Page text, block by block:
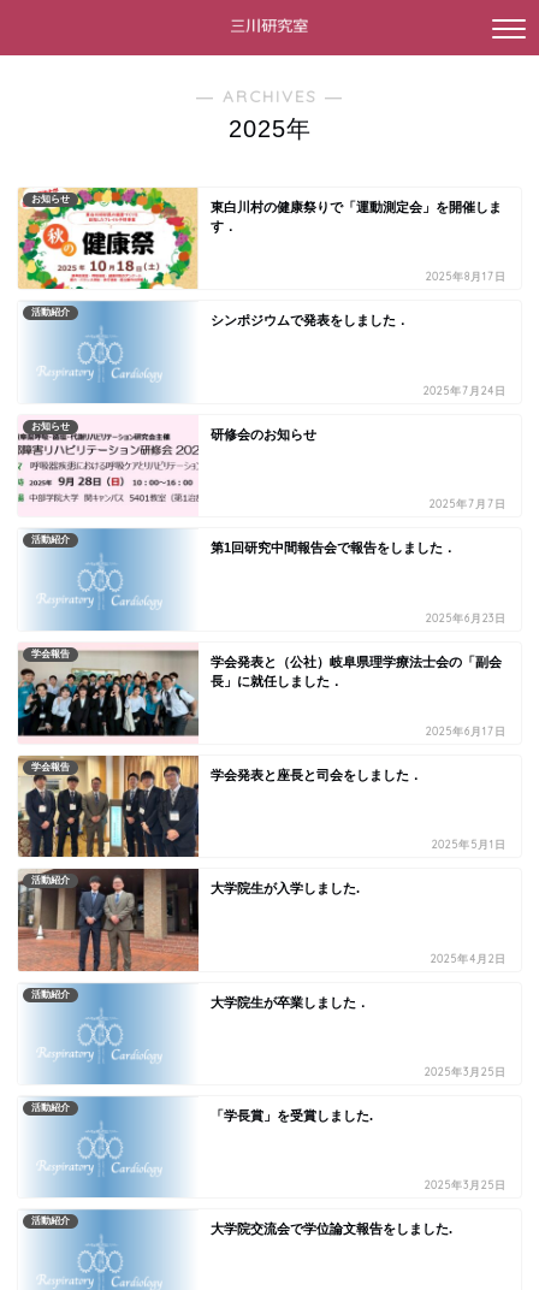
― ARCHIVES ―
2025年
お知らせ
東白川村の健康祭りで「運動測定会」を開催しま
す．
2025年8月17日
活動紹介
シンポジウムで発表をしました．
2025年7月24日
お知らせ
研修会のお知らせ
2025年7月7日
活動紹介
第1回研究中間報告会で報告をしました．
2025年6月23日
学会報告
学会発表と（公社）岐阜県理学療法士会の「副会
長」に就任しました．
2025年6月17日
学会報告
学会発表と座長と司会をしました．
2025年5月1日
活動紹介
大学院生が入学しました.
2025年4月2日
活動紹介
大学院生が卒業しました．
2025年3月25日
活動紹介
「学長賞」を受賞しました.
2025年3月25日
活動紹介
大学院交流会で学位論文報告をしました.